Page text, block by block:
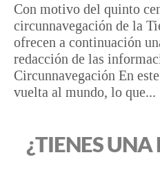
Con motivo del quinto
circunnavegación de la
ofrecen a continuación
redacción de las
Circunnavegación En
vuelta al mundo, lo que...
¿TIENES UNA